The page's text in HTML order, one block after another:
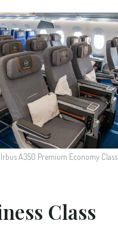
A350 Premium Economy Class
Class